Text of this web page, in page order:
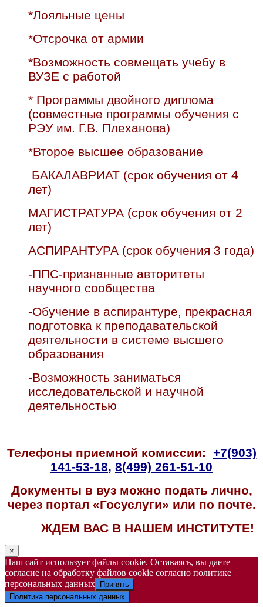
*Лояльные цены
*Отсрочка от армии
*Возможность совмещать учебу в
ВУЗЕ с работой
* Программы двойного диплома
(совместные программы обучения с
РЭУ им. Г.В. Плеханова)
*Второе высшее образование
БАКАЛАВРИАТ (срок обучения от 4
лет)
МАГИСТРАТУРА (срок обучения от 2
лет)
АСПИРАНТУРА (срок обучения 3 года)
-ППС-признанные авторитеты
научного сообщества
-Обучение в аспирантуре, прекрасная
подготовка к преподавательской
деятельности в системе высшего
образования
-Возможность заниматься
исследовательской и научной
деятельностью
Телефоны приемной комиссии:
+7(903)
141-53-18, 8(499) 261-51-10
Документы в вуз можно подать лично,
через портал «Госуслуги» или по почте.
ЖДЕМ ВАС В НАШЕМ ИНСТИТУТЕ!
×
Наш сайт использует файлы cookie. Оставаясь, вы даете
согласие на обработку файлов cookie согласно политике
персональных данных
Принять
Политика персональных данных